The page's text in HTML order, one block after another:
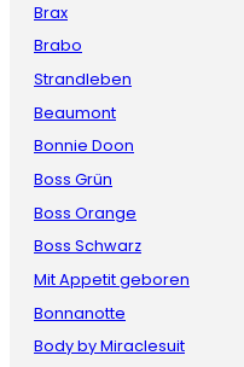
Brax
Brabo
Strandleben
Beaumont
Bonnie Doon
Boss Grün
Boss Orange
Boss Schwarz
Mit Appetit geboren
Bonnanotte
Body by Miraclesuit